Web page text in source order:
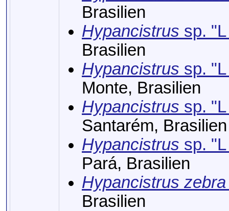
Brasilien
Hypancistrus sp.
Brasilien
Hypancistrus sp.
Monte, Brasilien
Hypancistrus sp.
Santarém, Brasilien
Hypancistrus sp.
Pará, Brasilien
Hypancistrus zebra
Brasilien